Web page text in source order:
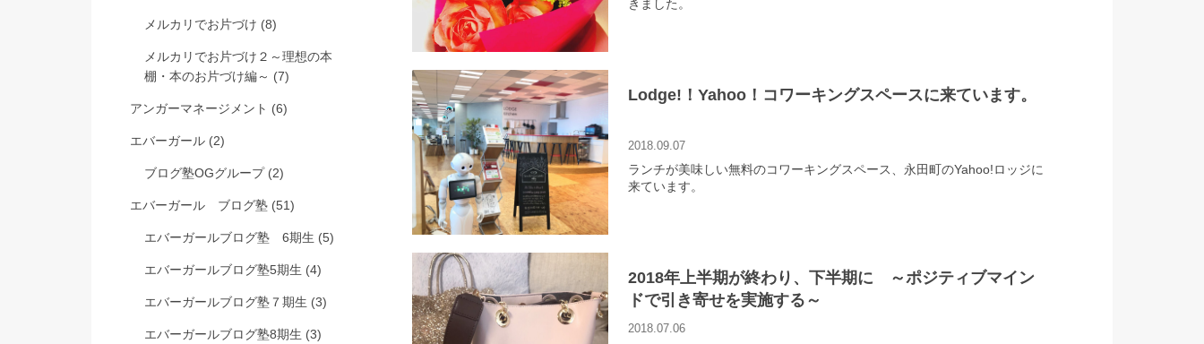
きました。
Lodge!！Yahoo！コワーキングスペースに来ています。
2018.09.07
ランチが美味しい無料のコワーキングスペース、永田町のYahoo!ロッジに
来ています。
2018年上半期が終わり、下半期に ～ポジティブマイン
ドで引き寄せを実施する～
2018.07.06
メルカリでお片づけ (8)
メルカリでお片づけ２～理想の本
棚・本のお片づけ編～ (7)
アンガーマネージメント (6)
エバーガール (2)
ブログ塾OGグループ (2)
エバーガール ブログ塾 (51)
エバーガールブログ塾 6期生 (5)
エバーガールブログ塾5期生 (4)
エバーガールブログ塾７期生 (3)
エバーガールブログ塾8期生 (3)